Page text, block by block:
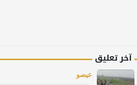
آخر تعليق
عيصو